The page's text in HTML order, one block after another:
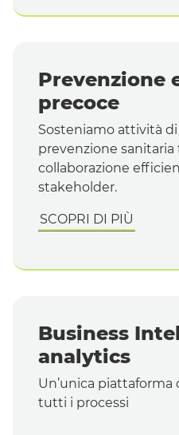
Prevenzione
precoce
Sosteniamo attività
prevenzione sanitaria
collaborazione
stakeholder.
SCOPRI DI PIÙ
Business
analytics
Un’unica piattaforma
tutti i processi